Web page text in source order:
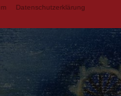
Datenschutzerklärung